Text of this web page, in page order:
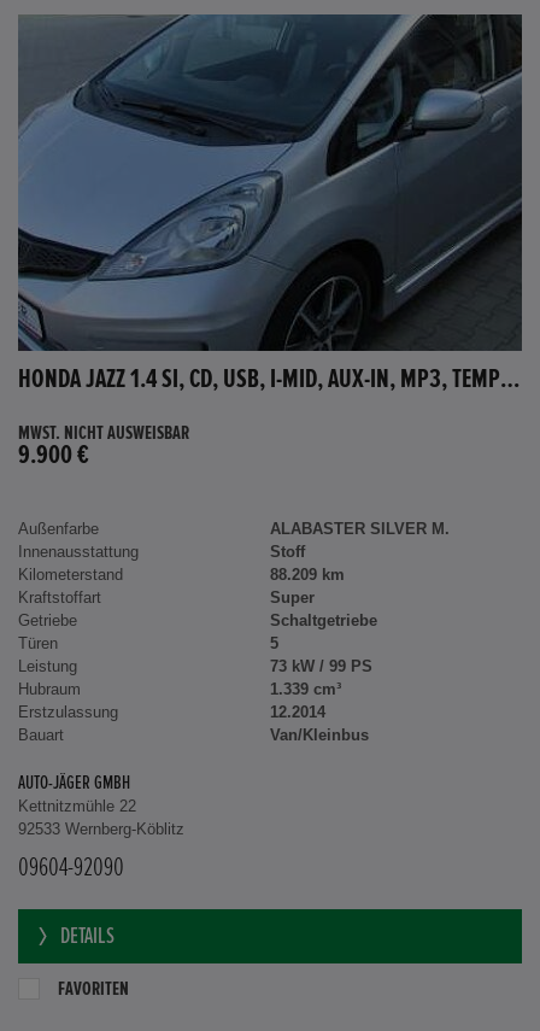
HONDA JAZZ 1.4 SI, CD, USB, I-MID, AUX-IN, MP3, TEMPOMAT
MWST. NICHT AUSWEISBAR
9.900 €
Außenfarbe
ALABASTER SILVER M.
Innenausstattung
Stoff
Kilometerstand
88.209 km
Kraftstoffart
Super
Getriebe
Schaltgetriebe
Türen
5
Leistung
73 kW / 99 PS
Hubraum
1.339 cm³
Erstzulassung
12.2014
Bauart
Van/Kleinbus
AUTO-JÄGER GMBH
Kettnitzmühle 22
92533 Wernberg-Köblitz
09604-92090
DETAILS
FAVORITEN